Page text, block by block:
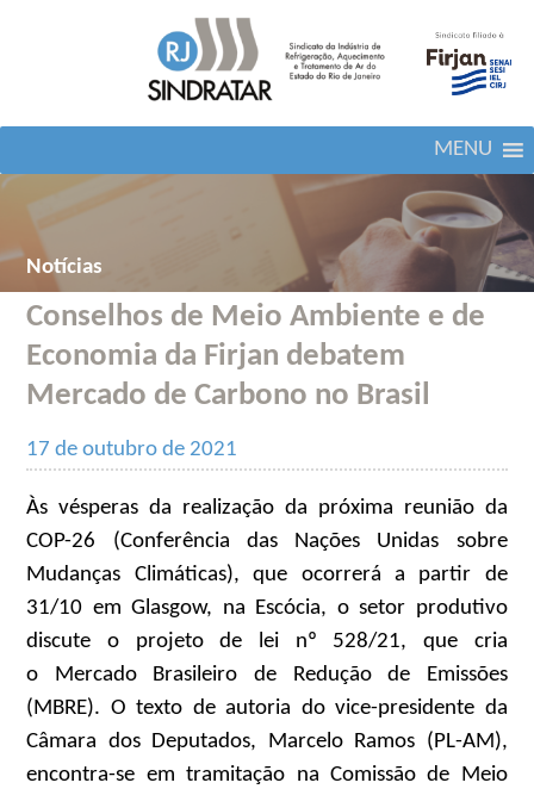
MENU
Notícias
Conselhos de Meio Ambiente e de
Economia da Firjan debatem
Mercado de Carbono no Brasil
17 de outubro de 2021
Às vésperas da realização da próxima reunião da
COP-26 (Conferência das Nações Unidas sobre
Mudanças Climáticas), que ocorrerá a partir de
31/10 em Glasgow, na Escócia, o setor produtivo
discute o projeto de lei nº 528/21, que cria
o Mercado Brasileiro de Redução de Emissões
(MBRE). O texto de autoria do vice-presidente da
Câmara dos Deputados, Marcelo Ramos (PL-AM),
encontra-se em tramitação na Comissão de Meio